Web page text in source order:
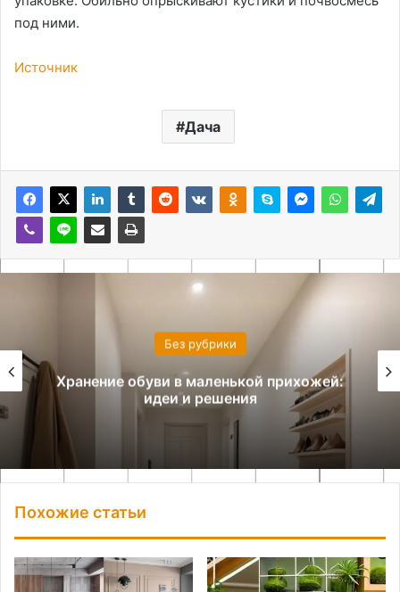
под ними.
Источник
Дача
Без рубрики
Хранение обуви в маленькой прихожей:
идеи и решения
Похожие статьи